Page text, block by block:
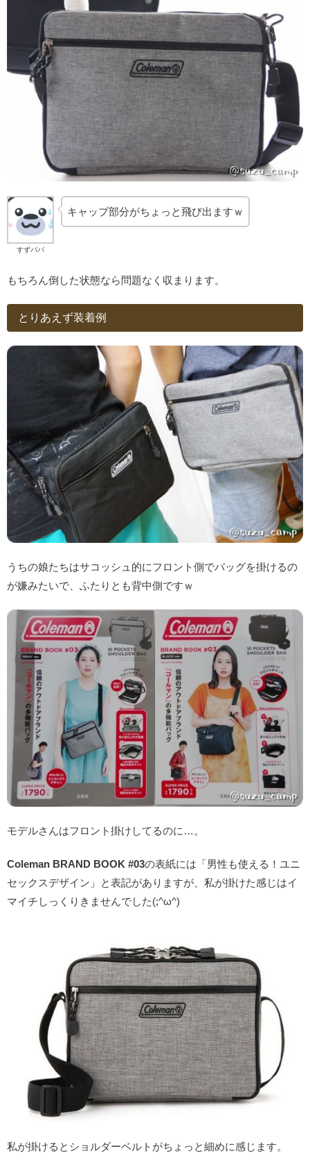
すずパパ
キャップ部分がちょっと飛び出ますｗ
もちろん倒した状態なら問題なく収まります。
とりあえず装着例
うちの娘たちはサコッシュ的にフロント側でバッグを掛けるの
が嫌みたいで、ふたりとも背中側ですｗ
モデルさんはフロント掛けしてるのに…。
Coleman BRAND BOOK #03の表紙には「男性も使える！ユニ
セックスデザイン」と表記がありますが、私が掛けた感じはイ
マイチしっくりきませんでした(;^ω^)
私が掛けるとショルダーベルトがちょっと細めに感じます。